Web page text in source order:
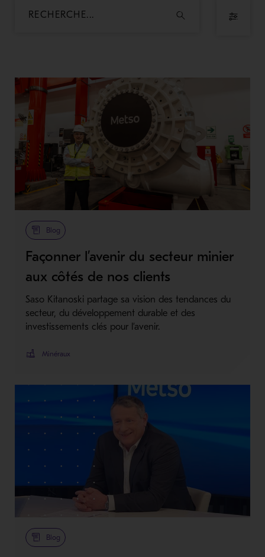
Blog
Façonner l’avenir du secteur minier
aux côtés de nos clients
Saso Kitanoski partage sa vision des tendances du
secteur, du développement durable et des
investissements clés pour l’avenir.
Minéraux
Blog